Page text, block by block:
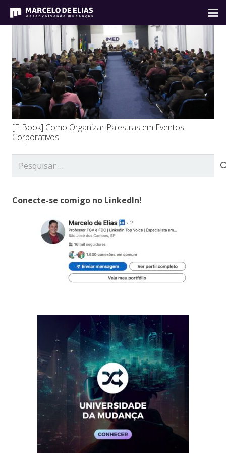
[E-Book] Como Organizar Palestras em Eventos
Corporativos
Pesquisar
Conecte-se comigo no LinkedIn!